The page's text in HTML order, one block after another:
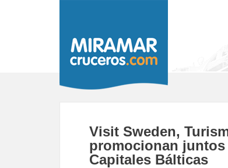
Visit Sweden,
promocionan
Capitales Bálticas